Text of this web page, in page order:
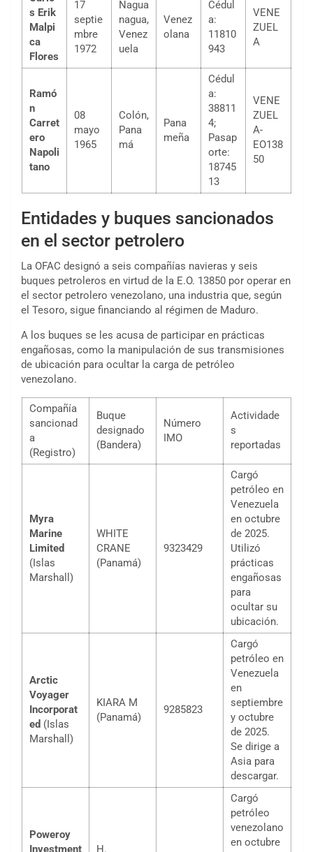
s Erik
Malpi
ca
Flores
17
septie
mbre
1972
Nagua
nagua,
Venez
uela
Venez
olana
Cédul
a:
11810
943
VENE
ZUEL
A
Ramó
n
Carret
ero
Napoli
tano
08
mayo
1965
Colón,
Pana
má
Pana
meña
Cédul
a:
38811
4;
Pasap
orte:
18745
13
VENE
ZUEL
A-
EO138
50
Entidades y buques sancionados
en el sector petrolero
La OFAC designó a seis compañías navieras y seis
buques petroleros en virtud de la E.O. 13850 por operar en
el sector petrolero venezolano, una industria que, según
el Tesoro, sigue financiando al régimen de Maduro.
A los buques se les acusa de participar en prácticas
engañosas, como la manipulación de sus transmisiones
de ubicación para ocultar la carga de petróleo
venezolano.
Compañía
sancionad
a
(Registro)
Buque
designado
(Bandera)
Número
IMO
Actividade
s
reportadas
Myra
Marine
Limited
(Islas
Marshall)
WHITE
CRANE
(Panamá)
9323429
Cargó
petróleo en
Venezuela
en octubre
de 2025.
Utilizó
prácticas
engañosas
para
ocultar su
ubicación.
Arctic
Voyager
Incorporat
ed (Islas
Marshall)
KIARA M
(Panamá)
9285823
Cargó
petróleo en
Venezuela
en
septiembre
y octubre
de 2025.
Se dirige a
Asia para
descargar.
Poweroy
Investment
H.
Cargó
petróleo
venezolano
en octubre